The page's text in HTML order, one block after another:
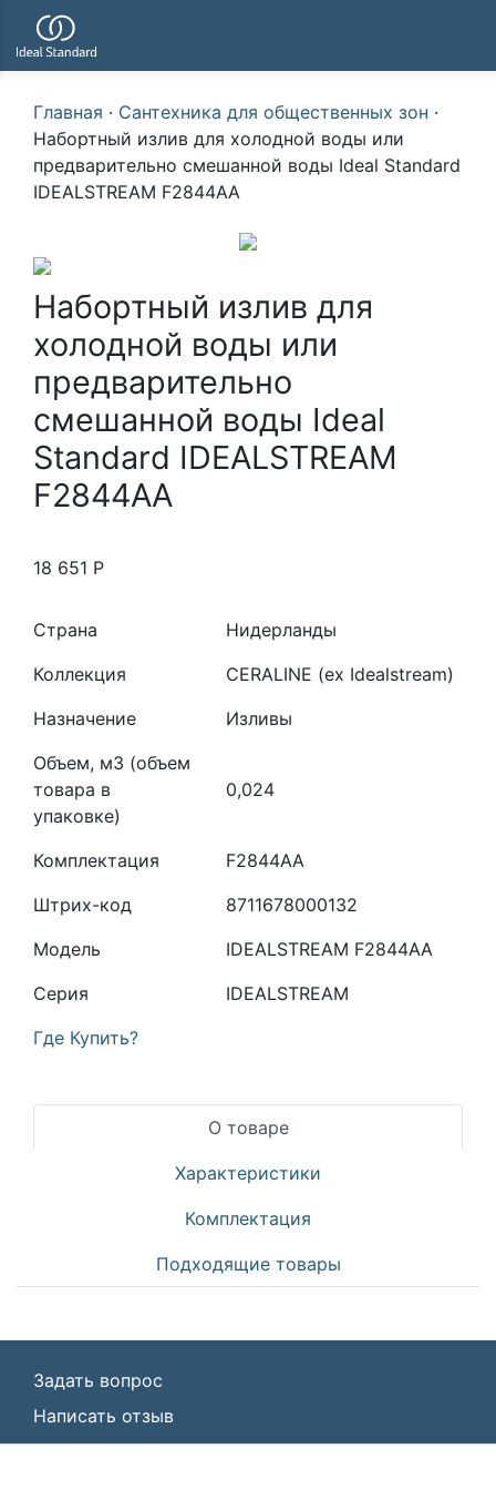
Главная · Сантехника для общественных зон ·
Набортный излив для холодной воды или
предварительно смешанной воды Ideal Standard
IDEALSTREAM F2844AA
Набортный излив для
холодной воды или
предварительно
смешанной воды Ideal
Standard IDEALSTREAM
F2844AA
18 651 Р
Страна
Нидерланды
Коллекция
CERALINE (ex Idealstream)
Назначение
Изливы
Объем, м3 (объем
товара в
упаковке)
0,024
Комплектация
F2844AA
Штрих-код
8711678000132
Модель
IDEALSTREAM F2844AA
Серия
IDEALSTREAM
Где Купить?
О товаре
Характеристики
Комплектация
Подходящие товары
Задать вопрос
Написать отзыв